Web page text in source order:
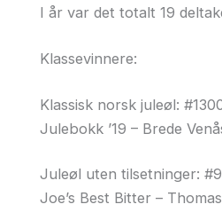
I år var det totalt 19
Klassevinnere:
Klassisk norsk juleøl:
Julebokk ’19 – Brede
Juleøl uten tilsetninger:
Joe’s Best Bitter –